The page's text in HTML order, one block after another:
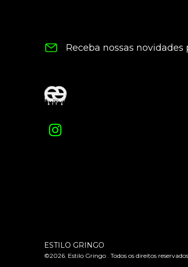
Receba nossas novidades
ESTILO GRINGO
©2026. Estilo Gringo . Todos os direitos